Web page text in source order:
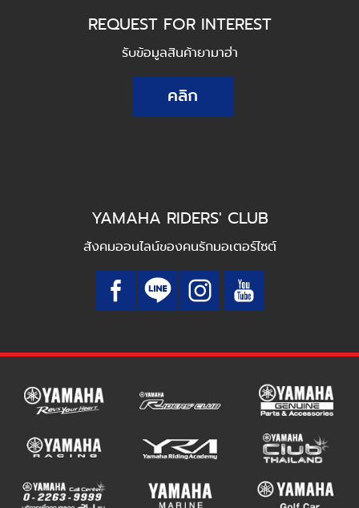
REQUEST FOR INTEREST
รับข้อมูลสินค้ายามาฮ่า
คลิก
YAMAHA RIDERS' CLUB
สังคมออนไลน์ของคนรักมอเตอร์ไซต์